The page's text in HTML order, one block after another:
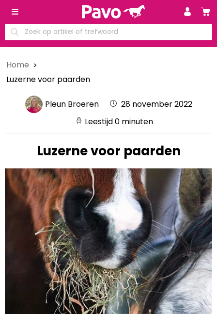
Home
Luzerne voor paarden
Pleun Broeren
28 november 2022
Leestijd 0 minuten
Luzerne voor paarden